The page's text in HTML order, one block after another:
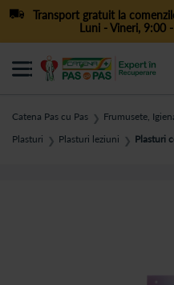
Transport gratuit la
Luni - Vineri, 9:00
Catena Pas cu Pas ❯ Frumusete,
Plasturi ❯ Plasturi leziuni ❯ Plasturi